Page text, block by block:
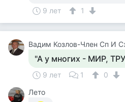
9 лет 1
"А у многих - МИР,
9 лет 1
0
Лето